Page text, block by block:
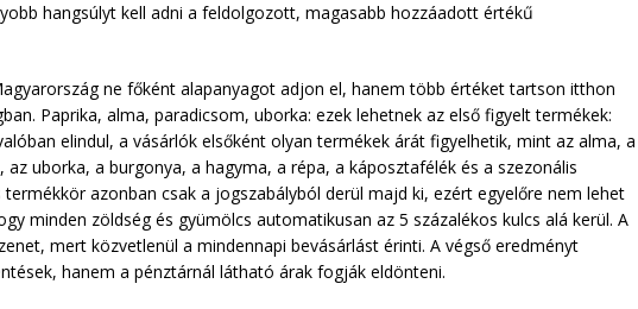
hangsúlyt kell adni a feldolgozott, magasabb hozzáadott értékű
ne főként alapanyagot adjon el, hanem több értéket tartson itthon
Paprika, alma, paradicsom, uborka: ezek lehetnek az első figyelt termékek:
elindul, a vásárlók elsőként olyan termékek árát figyelhetik, mint az alma, a
az uborka, a burgonya, a hagyma, a répa, a káposztafélék és a szezonális
azonban csak a jogszabályból derül majd ki, ezért egyelőre nem lehet
minden zöldség és gyümölcs automatikusan az 5 százalékos kulcs alá kerül. A
mert közvetlenül a mindennapi bevásárlást érinti. A végső eredményt
hanem a pénztárnál látható árak fogják eldönteni.